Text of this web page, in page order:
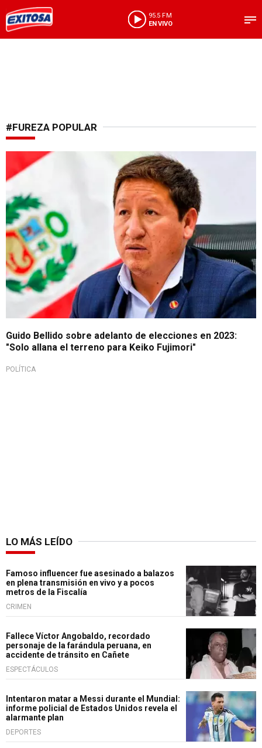
95.5 FM
EN VIVO
#FUREZA POPULAR
Congreso de la República
Guido Bellido sobre adelanto de elecciones en 2023:
"Solo allana el terreno para Keiko Fujimori"
POLÍTICA
LO MÁS LEÍDO
Famoso influencer fue asesinado a balazos
en plena transmisión en vivo y a pocos
metros de la Fiscalía
CRIMEN
Fallece Víctor Angobaldo, recordado
personaje de la farándula peruana, en
accidente de tránsito en Cañete
ESPECTÁCULOS
Intentaron matar a Messi durante el Mundial:
informe policial de Estados Unidos revela el
alarmante plan
DEPORTES